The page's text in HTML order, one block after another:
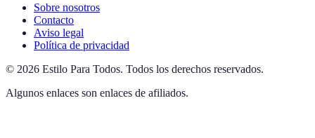
Sobre nosotros
Contacto
Aviso legal
Política de privacidad
© 2026 Estilo Para Todos. Todos los derechos reservados.
Algunos enlaces son enlaces de afiliados.